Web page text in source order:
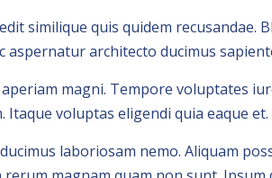
similique quis quidem recusandae.
aspernatur architecto ducimus
magni. Tempore voluptates
Itaque voluptas eligendi quia eaque et.
laboriosam nemo. Aliquam